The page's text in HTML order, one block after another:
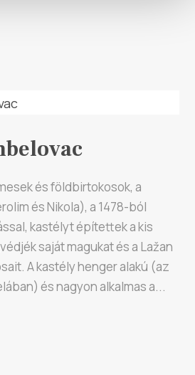
és földbirtokosok, a
és Nikola), a 1478-ból
kastélyt építettek a kis
saját magukat és a Lažan
A kastély henger alakú (az
és nagyon alkalmas a...